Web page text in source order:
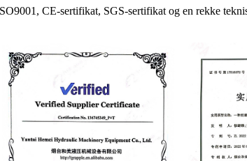
CE-sertifikat, SGS-sertifikat og en rekke